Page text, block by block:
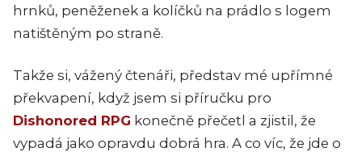
hrnků, peněženek a kolíčků na prádlo s logem
natištěným po straně.
Takže si, vážený čtenáři, představ mé upřímné
překvapení, když jsem si příručku pro
Dishonored RPG konečně přečetl a zjistil, že
vypadá jako opravdu dobrá hra. A co víc, že jde o